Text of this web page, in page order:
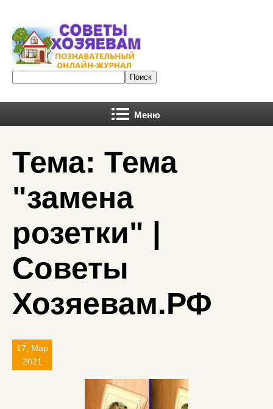
Меню
Тема: Тема
"замена
розетки" |
Советы
Хозяевам.РФ
17, Мар
2021